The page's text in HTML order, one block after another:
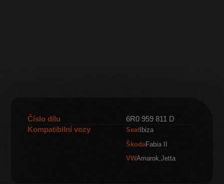
Číslo dílu
6R0 959 811 D
Kompatibilní vozy
Seat Ibiza
ŠkodaFabia II
VWAmarok Jetta